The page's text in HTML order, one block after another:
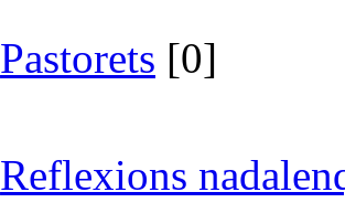
Pastorets [0]
Reflexions